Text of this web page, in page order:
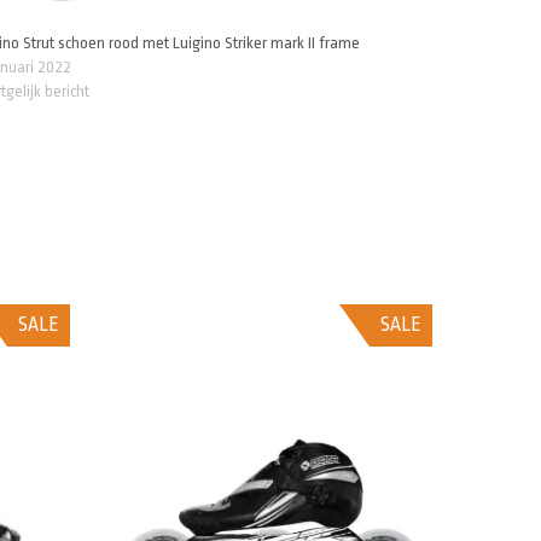
Strut schoen rood met Luigino Striker mark II frame
2022
bericht
SALE SALE